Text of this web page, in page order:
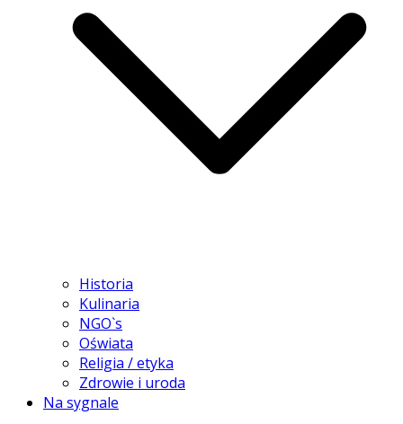
Historia
Kulinaria
NGO`s
Oświata
Religia / etyka
Zdrowie i uroda
Na sygnale